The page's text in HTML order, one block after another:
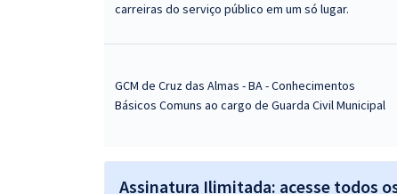
carreiras do serviço público em um só lugar.
GCM de Cruz das Almas - BA - Conhecimentos
Básicos Comuns ao cargo de Guarda Civil Municipal
Assinatura Ilimitada: acesse todos